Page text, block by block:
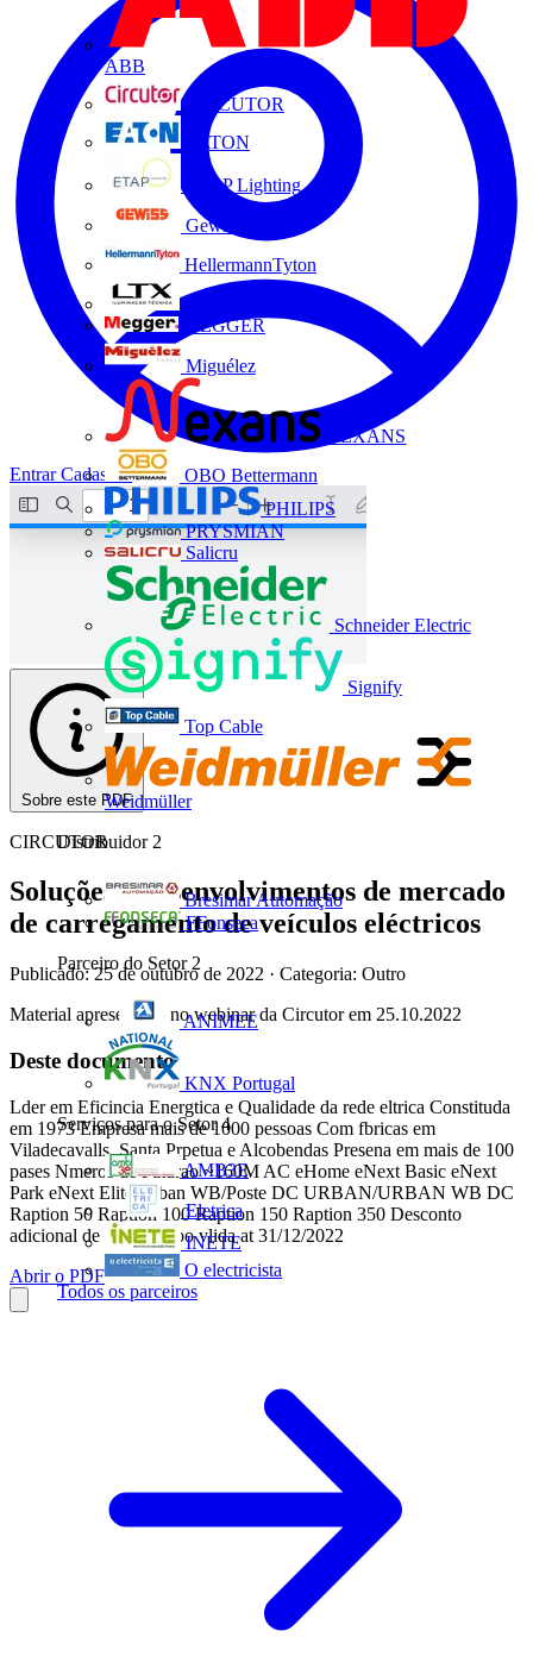
ABB
CIRCUTOR
EATON
ETAP Lighting
Gewiss
HellermannTyton
MEGGER
Miguélez
NEXANS
OBO Bettermann
PHILIPS
PRYSMIAN
Salicru
Schneider Electric
Signify
Top Cable
Weidmüller
Distribuidor 2
Bresimar Automação
FFonseca
Parceiro do Setor 2
ANIMEE
KNX Portugal
Serviços para o Setor 4
AMB3E
Eletrica
INETE
O electricista
Todos os parceiros
EntrarCadastrar
Sobre este PDF
CIRCUTOR
Soluções e desenvolvimentos de mercado
de carregamento de veículos eléctricos
Publicado: 25 de outubro de 2022 · Categoria: Outro
Material apresentado no webinar da Circutor em 25.10.2022
Deste documento
Lder em Eficincia Energtica e Qualidade da rede eltrica Constituda
em 1973 Empresa mais de 1000 pessoas Com fbricas em
Viladecavalls, Santa Prpetua e Alcobendas Presena em mais de 100
pases Nmeros de Faturao ~160M AC eHome eNext Basic eNext
Park eNext Elite Urban WB/Poste DC URBAN/URBAN WB DC
Raption 50 Raption 100 Raption 150 Raption 350 Desconto
adicional de 5% Promoo vlida at 31/12/2022
Abrir o PDF